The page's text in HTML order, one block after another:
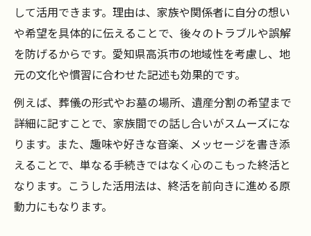
して活用できます。理由は、家族や関係者に自分の想い
や希望を具体的に伝えることで、後々のトラブルや誤解
を防げるからです。愛知県高浜市の地域性を考慮し、地
元の文化や慣習に合わせた記述も効果的です。
例えば、葬儀の形式やお墓の場所、遺産分割の希望まで
詳細に記すことで、家族間での話し合いがスムーズにな
ります。また、趣味や好きな音楽、メッセージを書き添
えることで、単なる手続きではなく心のこもった終活と
なります。こうした活用法は、終活を前向きに進める原
動力にもなります。